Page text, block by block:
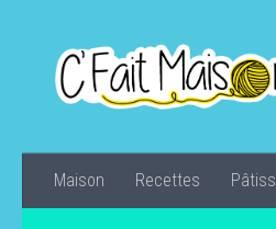
Maison Recettes